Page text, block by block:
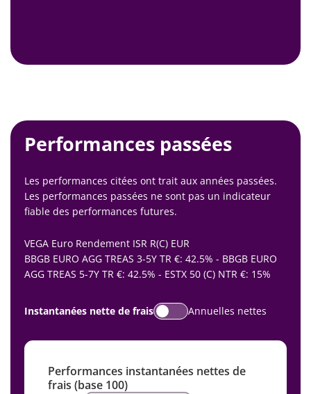
Performances passées
Les performances citées ont trait aux années passées.
Les performances passées ne sont pas un indicateur
fiable des performances futures.
VEGA Euro Rendement ISR R(C) EUR
BBGB EURO AGG TREAS 3-5Y TR €: 42.5% - BBGB EURO
AGG TREAS 5-7Y TR €: 42.5% - ESTX 50 (C) NTR €: 15%
Instantanées nette de frais Annuelles nettes
Performances instantanées nettes de
frais (base 100)